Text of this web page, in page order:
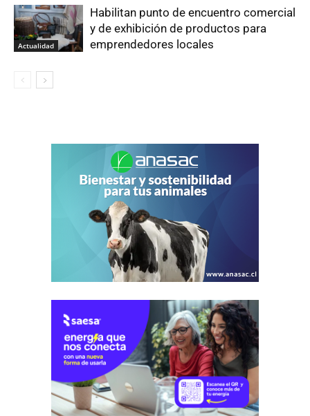
Actualidad
Habilitan punto de encuentro comercial
y de exhibición de productos para
emprendedores locales